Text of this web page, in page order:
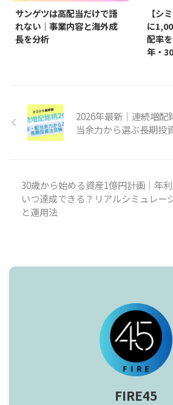
サンゲツは高配当だけで語
れない｜事業内容と海外成
長を分析
【シ
に
配率
年・
2026年最新｜連続増配
当余力から選ぶ長期投
30歳から始める資産1億円計画｜年
いつ達成できる？リアルシミュレー
と運用法
FIRE45